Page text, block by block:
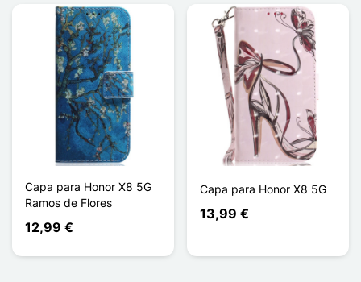
Capa para Honor X8 5G
Ramos de Flores
12,99 €
Capa para Honor X8 5G
13,99 €